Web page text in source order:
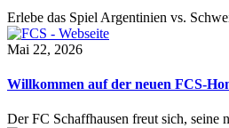
Erlebe das Spiel Argentinien vs.
Mai 22, 2026
Willkommen auf der neuen FCS-
Der FC Schaffhausen freut sich, seine